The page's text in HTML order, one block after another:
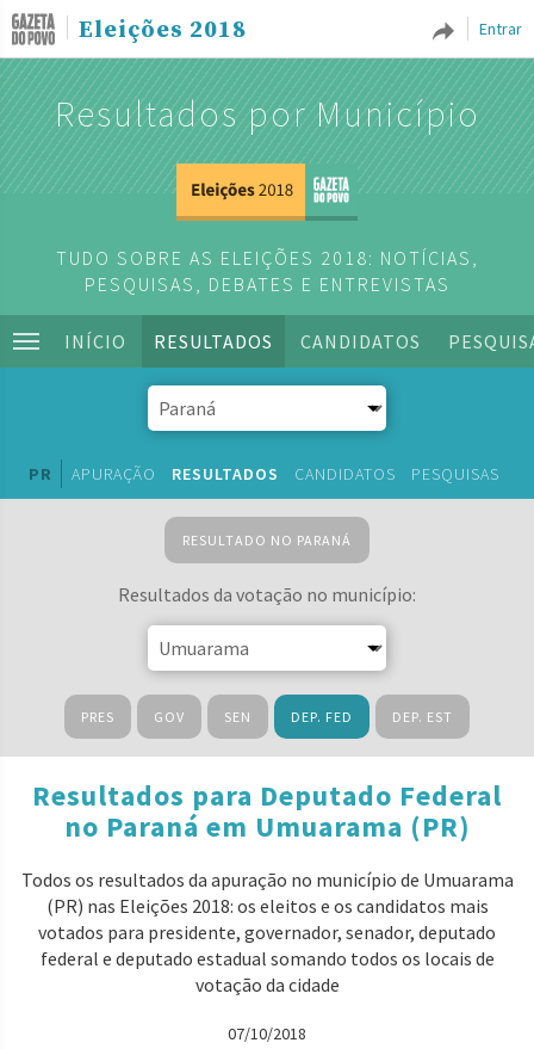
Entrar
Eleições 2018
Resultados por Município
TUDO SOBRE AS ELEIÇÕES 2018: NOTÍCIAS,
PESQUISAS, DEBATES E ENTREVISTAS
INÍCIO RESULTADOS CANDIDATOS
PR APURAÇÃO RESULTADOS CANDIDATOS PESQUISAS
RESULTADO NO PARANÁ
Resultados da votação no município:
PRES GOV SEN DEP. FED DEP. EST
Resultados para Deputado Federal
no Paraná em Umuarama (PR)
Todos os resultados da apuração no município de Umuarama
(PR) nas Eleições 2018: os eleitos e os candidatos mais
votados para presidente, governador, senador, deputado
federal e deputado estadual somando todos os locais de
votação da cidade
07/10/2018